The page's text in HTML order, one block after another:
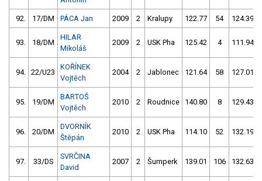
92. 17/DM PÁCA Jan 2009 2 Kralupy 122.77 54 124.39
93. 18/DM
HILAR
Mikoláš
2009 2 USK Pha 125.42 4 111.94
94. 22/U23
KOŘÍNEK
Vojtěch
2004 2 Jablonec 121.64 58 127.01
95. 19/DM
BARTOŠ
Vojtěch
2010 2 Roudnice 140.80 8 129.43
96. 20/DM
DVORNÍK
Štěpán
2010 2 USK Pha 114.10 52 132.19
97. 33/DS
SVRČINA
David
2007 2 Šumperk 139.01 106 132.63